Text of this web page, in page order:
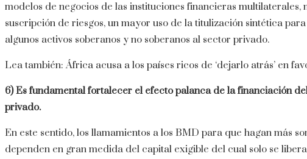
modelos de negocios de las instituciones financieras multilaterales,
suscripción de riesgos, un mayor uso de la titulización sintética
algunos activos soberanos y no soberanos al sector privado.
Lea también: África acusa a los países ricos de ‘dejarlo atrás’ en
6) Es fundamental fortalecer el efecto palanca de la financiación
privado.
En este sentido, los llamamientos a los BMD para que hagan más
dependen en gran medida del capital exigible del cual solo se